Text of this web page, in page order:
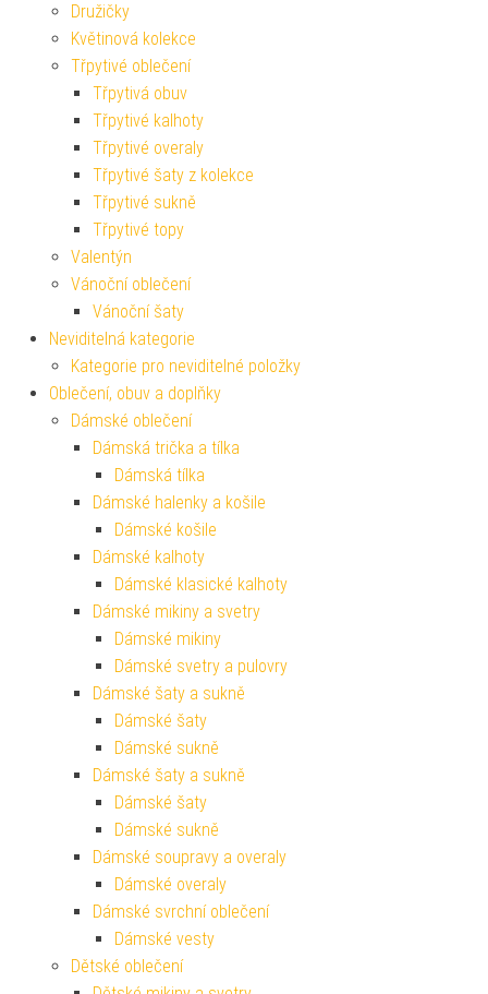
Družičky
Květinová kolekce
Třpytivé oblečení
Třpytivá obuv
Třpytivé kalhoty
Třpytivé overaly
Třpytivé šaty z kolekce
Třpytivé sukně
Třpytivé topy
Valentýn
Vánoční oblečení
Vánoční šaty
Neviditelná kategorie
Kategorie pro neviditelné položky
Oblečení, obuv a doplňky
Dámské oblečení
Dámská trička a tílka
Dámská tílka
Dámské halenky a košile
Dámské košile
Dámské kalhoty
Dámské klasické kalhoty
Dámské mikiny a svetry
Dámské mikiny
Dámské svetry a pulovry
Dámské šaty a sukně
Dámské šaty
Dámské sukně
Dámské šaty a sukně
Dámské šaty
Dámské sukně
Dámské soupravy a overaly
Dámské overaly
Dámské svrchní oblečení
Dámské vesty
Dětské oblečení